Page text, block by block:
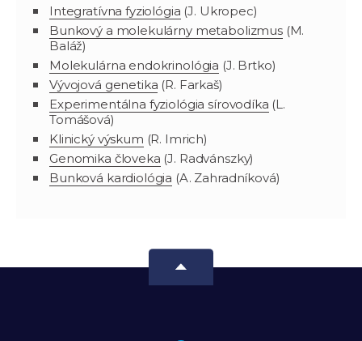
Integratívna fyziológia (J. Ukropec)
Bunkový a molekulárny metabolizmus(M.
Baláž)
Molekulárna endokrinológia (J. Brtko)
Vývojová genetika (R. Farkaš)
Experimentálna fyziológia sírovodíka (L.
Tomášová)
Klinický výskum (R. Imrich)
Genomika človeka (J. Radvánszky)
Bunková kardiológia (A. Zahradníková)